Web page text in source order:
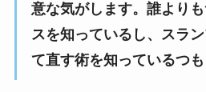
意な気がします。誰より
スを知っているし、スラ
て直す術を知っているつ